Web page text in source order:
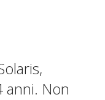
anni. Non